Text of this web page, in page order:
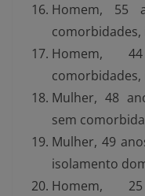
Homem, 55
Homem,
Mulher, 48
sem
Mulher, 49
isolamento
Homem,